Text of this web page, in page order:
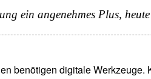
ein angenehmes Plus,
benötigen digitale Werkzeuge.